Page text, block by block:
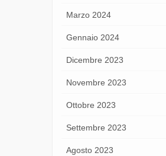
Marzo 2024
Gennaio 2024
Dicembre 2023
Novembre 2023
Ottobre 2023
Settembre 2023
Agosto 2023